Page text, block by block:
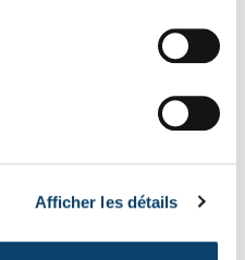
Afficher les détails
ans, de tous
InterSoccer offre la
le bienvenu. La